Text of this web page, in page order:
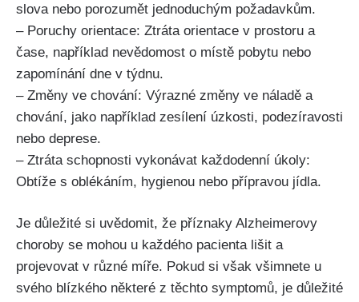
slova nebo porozumět jednoduchým požadavkům.
– Poruchy orientace: Ztráta orientace v prostoru a
čase, například nevědomost o místě pobytu nebo
zapomínání dne v týdnu.
– Změny ve chování: Výrazné změny ve náladě a
chování, jako například zesílení úzkosti, podezíravosti
nebo deprese.
– Ztráta schopnosti vykonávat každodenní úkoly:
Obtíže s oblékáním, hygienou nebo přípravou jídla.
Je důležité si uvědomit, že příznaky Alzheimerovy
choroby se mohou u každého pacienta lišit a
projevovat v různé míře. Pokud si však všimnete u
svého blízkého některé z těchto symptomů, je důležité